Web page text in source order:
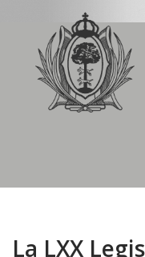
Saltar
contenido
La LXX